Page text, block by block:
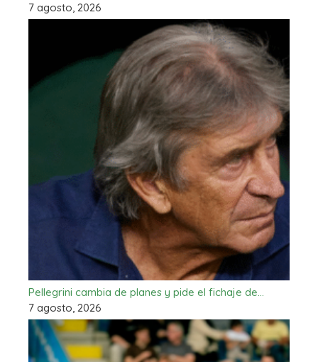
7 agosto, 2026
Pellegrini cambia de planes y pide el fichaje de…
7 agosto, 2026